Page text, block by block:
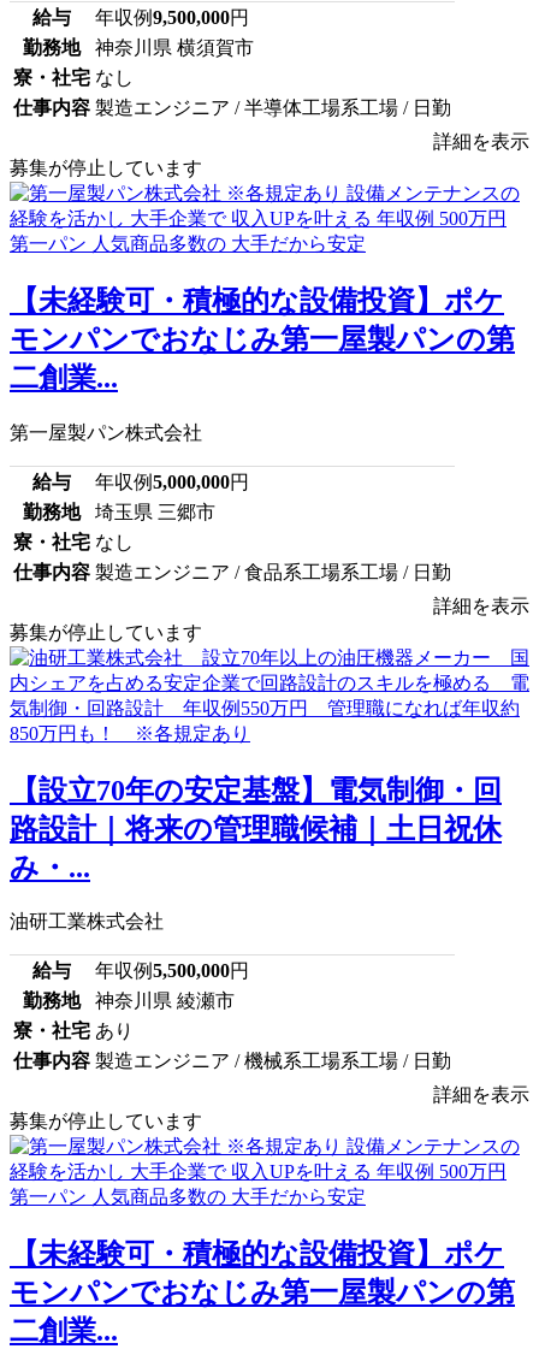
給与 年収例9,500,000円
勤務地
神奈川県 横須賀市
寮・社宅 なし
仕事内容 製造エンジニア / 半導体工場系工場 / 日勤
詳細を表示
募集が停止しています
【未経験可・積極的な設備投資】ポケ
モンパンでおなじみ第一屋製パンの第
二創業...
第一屋製パン株式会社
給与 年収例5,000,000円
勤務地
埼玉県 三郷市
寮・社宅 なし
仕事内容 製造エンジニア / 食品系工場系工場 / 日勤
詳細を表示
募集が停止しています
【設立70年の安定基盤】電気制御・回
路設計｜将来の管理職候補｜土日祝休
み・...
油研工業株式会社
給与 年収例5,500,000円
勤務地
神奈川県 綾瀬市
寮・社宅 あり
仕事内容 製造エンジニア / 機械系工場系工場 / 日勤
詳細を表示
募集が停止しています
【未経験可・積極的な設備投資】ポケ
モンパンでおなじみ第一屋製パンの第
二創業...